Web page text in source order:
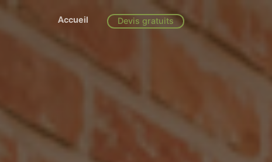
Accueil Devis gratuits